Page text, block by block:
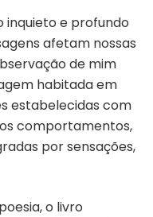
inquieto e profundo
afetam nossas
de mim
habitada em
estabelecidas com
comportamentos,
por sensações,
o livro